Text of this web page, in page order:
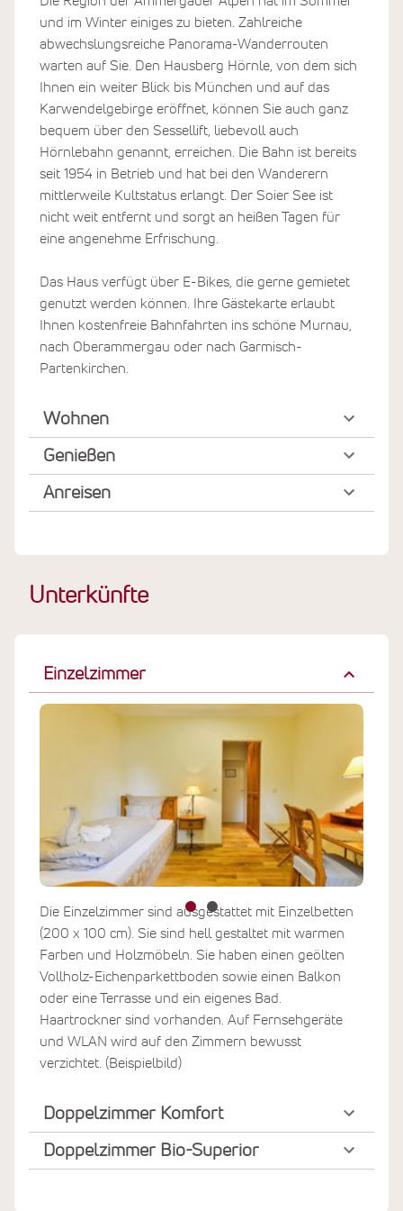
Als Bio-Seminarhaus achtet das Team des SEINZ in
allen Bereichen auf ökologische Grundsätze:
angefangen beim Energie sparen über die Nutzung von
baubiologischen Materialien bis hin zur
Abfallvermeidung und den eigenen Bio-Gemüse- und
Obstanbau. Hier ist die Vision einer nachhaltigen
Lebensweise wirklich überall zu spüren! Im Jahre 1870
wurde das Haus erbaut und diente damals schon als
Kurhaus. Die Tradition und Vision dieses Ortes wird von
Familie Kramer und ihrem Team achtsam weitergeführt.
erweitert und nach den nachhaltigen Ansprüchen
und im Winter einiges zu bieten. Zahlreiche
abwechslungsreiche Panorama-Wanderrouten
warten auf Sie. Den Hausberg Hörnle, von dem sich
Ihnen ein weiter Blick bis München und auf das
Karwendelgebirge eröffnet, können Sie auch ganz
bequem über den Sessellift, liebevoll auch
Hörnlebahn genannt, erreichen. Die Bahn ist bereits
seit 1954 in Betrieb und hat bei den Wanderern
mittlerweile Kultstatus erlangt. Der Soier See ist
nicht weit entfernt und sorgt an heißen Tagen für
eine angenehme Erfrischung.
Das Haus verfügt über E-Bikes, die gerne gemietet
genutzt werden können. Ihre Gästekarte erlaubt
Ihnen kostenfreie Bahnfahrten ins schöne Murnau,
nach Oberammergau oder nach Garmisch-
Partenkirchen.
Wohnen
Genießen
Anreisen
Unterkünfte
Einzelzimmer
Die Einzelzimmer sind ausgestattet mit Einzelbetten
(200 x 100 cm). Sie sind hell gestaltet mit warmen
Farben und Holzmöbeln. Sie haben einen geölten
Vollholz-Eichenparkettboden sowie einen Balkon
oder eine Terrasse und ein eigenes Bad.
Haartrockner sind vorhanden. Auf Fernsehgeräte
und WLAN wird auf den Zimmern bewusst
verzichtet. (Beispielbild)
Doppelzimmer Komfort
Doppelzimmer Bio-Superior